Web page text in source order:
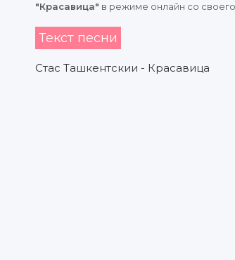
"Красавица" в режиме онлайн со
Текст песни
Стас Ташкентскии - Красавица